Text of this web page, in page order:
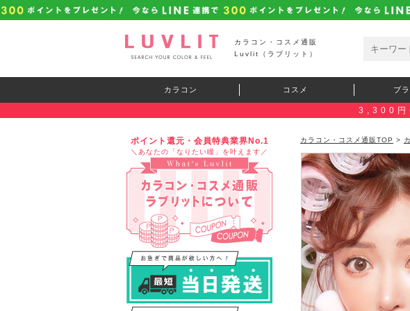
カラコン・コスメ通販
Luvlit（ラブリット）
カラコン コスメ ブ
3,300円(
ポイント還元・会員特典業界No.1
＼あなたの「なりたい瞳」を叶えます／
カラコン・コスメ通販TOP >